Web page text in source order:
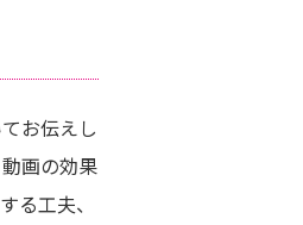
お伝えし
画の効果
る工夫、